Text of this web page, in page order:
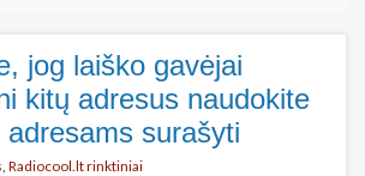
jog laiško gavėjai
kitų adresus naudokite
adresams surašyti
, Radiocool.lt rinktiniai